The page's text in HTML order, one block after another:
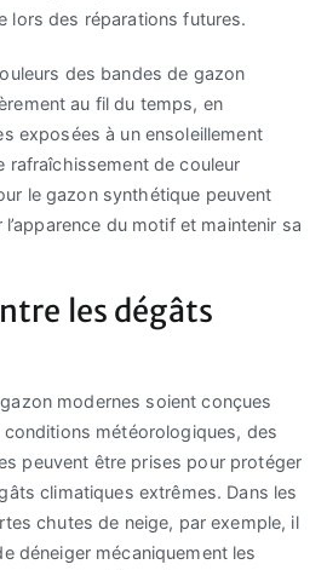
lors des réparations futures.
des bandes de gazon
au fil du temps, en
exposées à un ensoleillement
rafraîchissement de couleur
le gazon synthétique peuvent
du motif et maintenir sa
les dégâts
modernes soient conçues
météorologiques, des
peuvent être prises pour protéger
climatiques extrêmes. Dans les
chutes de neige, par exemple, il
déneiger mécaniquement les